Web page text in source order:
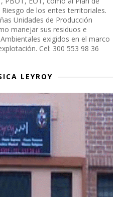
de los entes territoriales.
Unidades de Producción
manejar sus residuos e
exigidos en el marco
Cel: 300 553 98 36
LEYROY